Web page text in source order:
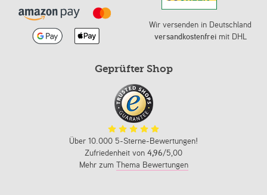
Wir versenden in Deutschland
versandkostenfreimit DHL
Geprüfter Shop
Über 10.000 5-Sterne-Bewertungen!
Zufriedenheit von 4,96/5,00
Mehr zum Thema Bewertungen